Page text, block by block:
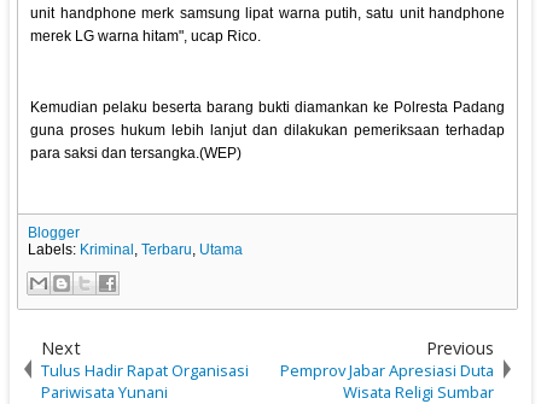
unit handphone merk samsung lipat warna putih, satu unit handphone
merek LG warna hitam", ucap Rico.
Kemudian pelaku beserta barang bukti diamankan ke Polresta Padang
guna proses hukum lebih lanjut dan dilakukan pemeriksaan terhadap
para saksi dan tersangka.(WEP)
Blogger
Labels: Kriminal ,Terbaru Utama
Next
Tulus Hadir Rapat Organisasi
Pariwisata Yunani
Previous
Pemprov Jabar Apresiasi Duta
Wisata Religi Sumbar